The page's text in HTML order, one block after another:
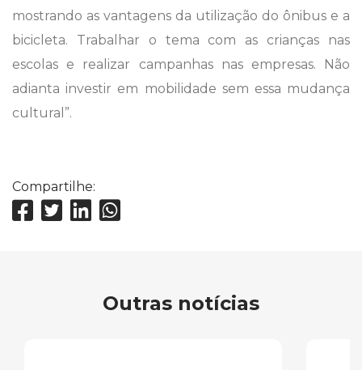
mostrando as vantagens da utilização do ônibus e a
bicicleta. Trabalhar o tema com as crianças nas
escolas e realizar campanhas nas empresas. Não
adianta investir em mobilidade sem essa mudança
cultural”.
Compartilhe:
Outras notícias